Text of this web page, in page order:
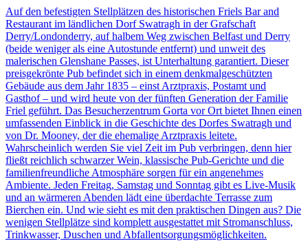
Auf den befestigten Stellplätzen des historischen Friels Bar and
Restaurant im ländlichen Dorf Swatragh in der Grafschaft
Derry/Londonderry, auf halbem Weg zwischen Belfast und Derry
(beide weniger als eine Autostunde entfernt) und unweit des
malerischen Glenshane Passes, ist Unterhaltung garantiert. Dieser
preisgekrönte Pub befindet sich in einem denkmalgeschützten
Gebäude aus dem Jahr 1835 – einst Arztpraxis, Postamt und
Gasthof – und wird heute von der fünften Generation der Familie
Friel geführt. Das Besucherzentrum Gorta vor Ort bietet Ihnen einen
umfassenden Einblick in die Geschichte des Dorfes Swatragh und
von Dr. Mooney, der die ehemalige Arztpraxis leitete.
Wahrscheinlich werden Sie viel Zeit im Pub verbringen, denn hier
fließt reichlich schwarzer Wein, klassische Pub-Gerichte und die
familienfreundliche Atmosphäre sorgen für ein angenehmes
Ambiente. Jeden Freitag, Samstag und Sonntag gibt es Live-Musik
und an wärmeren Abenden lädt eine überdachte Terrasse zum
Bierchen ein. Und wie sieht es mit den praktischen Dingen aus? Die
wenigen Stellplätze sind komplett ausgestattet mit Stromanschluss,
Trinkwasser, Duschen und Abfallentsorgungsmöglichkeiten.